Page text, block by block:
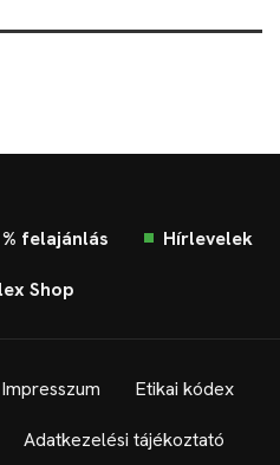
felajánlás Hírlevelek
Shop
Impresszum Etikai kódex
Adatkezelési tájékoztató